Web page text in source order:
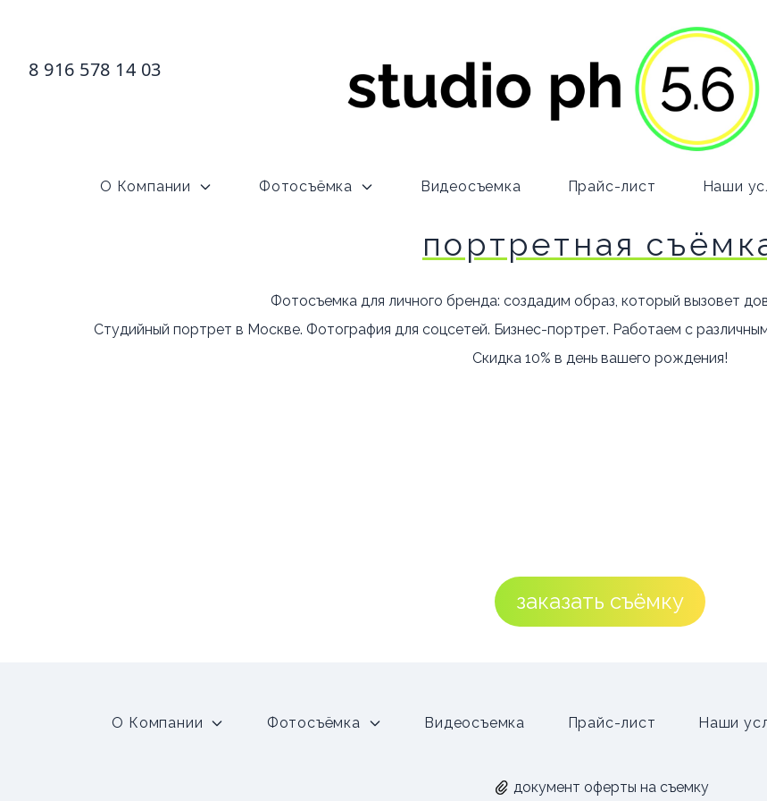
8 916 578 14 03
О Компании Фотосъёмка Видеосъемка Прайс-лист Наши
портретная
Фотосъемка для личного бренда: создадим образ, который вызовет
Студийный портрет в Москве. Фотография для соцсетей. Бизнес-портрет. Работаем с
Скидка 10% в день вашего рождения!
заказать съёмку
О Компании Фотосъёмка Видеосъемка Прайс-лист Наши
документ оферты на съемку